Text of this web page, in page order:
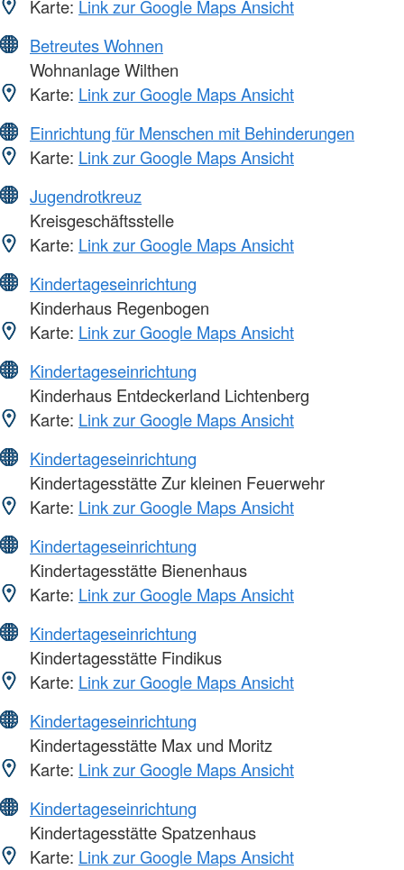
Karte: Link zur Google Maps Ansicht
Betreutes Wohnen
Wohnanlage Wilthen
Karte: Link zur Google Maps Ansicht
Einrichtung für Menschen mit Behinderungen
Karte: Link zur Google Maps Ansicht
Jugendrotkreuz
Kreisgeschäftsstelle
Karte: Link zur Google Maps Ansicht
Kindertageseinrichtung
Kinderhaus Regenbogen
Karte: Link zur Google Maps Ansicht
Kindertageseinrichtung
Kinderhaus Entdeckerland Lichtenberg
Karte: Link zur Google Maps Ansicht
Kindertageseinrichtung
Kindertagesstätte Zur kleinen Feuerwehr
Karte: Link zur Google Maps Ansicht
Kindertageseinrichtung
Kindertagesstätte Bienenhaus
Karte: Link zur Google Maps Ansicht
Kindertageseinrichtung
Kindertagesstätte Findikus
Karte: Link zur Google Maps Ansicht
Kindertageseinrichtung
Kindertagesstätte Max und Moritz
Karte: Link zur Google Maps Ansicht
Kindertageseinrichtung
Kindertagesstätte Spatzenhaus
Karte: Link zur Google Maps Ansicht